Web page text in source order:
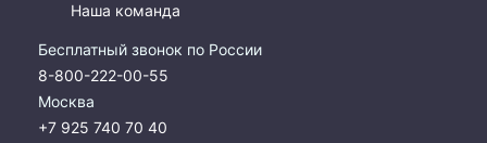
Наша команда
Бесплатный звонок по России
8-800-222-00-55
Москва
+7 925 740 70 40